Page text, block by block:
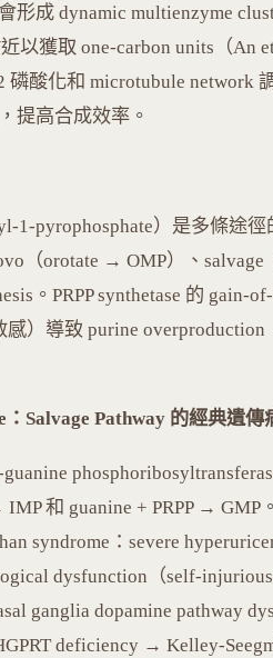
形成 dynamic multienzyme
以獲取 one-carbon units（An
磷酸化和 microtubule network
提高合成效率。
1-pyrophosphate）是多條途
（orotate → OMP）、salvage
。PRPP synthetase 的 gain-
感）導致 purine
Salvage Pathway 的經典遺傳
和 guanine + PRPP → GMP
syndrome：severe
dysfunction（self-
ganglia dopamine pathway
deficiency → Kelley-